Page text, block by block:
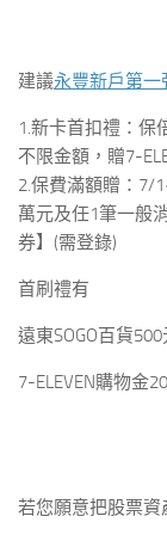
建議永豐新戶第一
1.新卡首扣禮： 保
不限金額，贈7-
2.保費滿額贈： 7/
萬元及任1筆一般
券】(需登錄)
首刷禮有
遠東SOGO百貨500
7-ELEVEN購物金
若您願意把股票資